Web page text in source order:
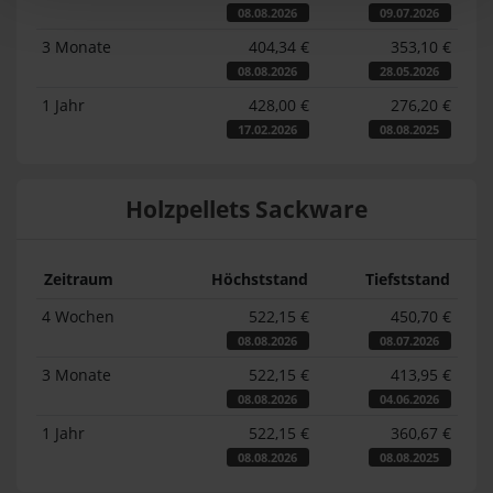
08.08.2026 09.07.2026
3 Monate 404,34 €
08.08.2026
353,10 €
28.05.2026
1 Jahr 428,00 €
17.02.2026
276,20 €
08.08.2025
Holzpellets Sackware
Zeitraum Höchststand
Tiefststand
4 Wochen
522,15 €
08.08.2026
450,70 €
08.07.2026
3 Monate 522,15 €
08.08.2026
413,95 €
04.06.2026
1 Jahr 522,15 €
08.08.2026
360,67 €
08.08.2025